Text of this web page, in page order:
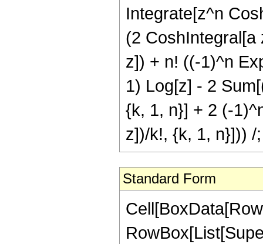
Integrate[z^n
(2
z]) + n! ((-1)^n
1) Log[z] - 2
{k, 1, n}] + 2 (-
z])/k!, {k, 1, n}])) /
Standard Form